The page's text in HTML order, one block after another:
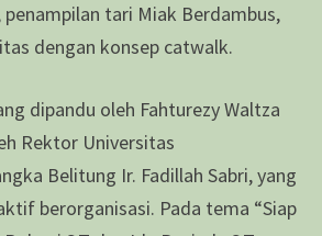
tari Miak Berdambus,
dengan konsep catwalk.
dipandu oleh Fahturezy Waltza
Rektor Universitas
Belitung Ir. Fadillah Sabri, yang
berorganisasi. Pada tema “Siap